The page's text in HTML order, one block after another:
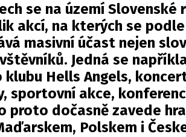
se na území Slovenské
akcí, na kterých se
masivní účast nejen
Jedná se
Hells Angels,
sportovní akce, konferenci
proto dočasně zavede
Polskem i